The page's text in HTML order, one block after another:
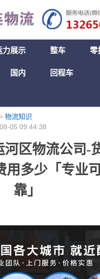
力展示 整车 零
国内 回程车
物流知识
05 09:44:38
河区物流公司-
用多少「专业
靠」